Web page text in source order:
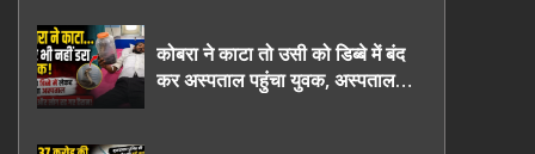
कोबरा ने काटा तो उसी को डिब्बे में बंद
कर अस्पताल पहुंचा युवक, अस्पताल में